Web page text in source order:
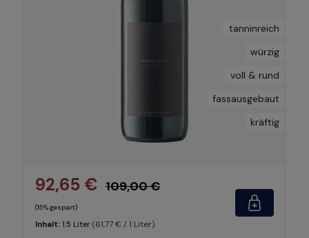
tanninreich
würzig
voll & rund
fassausgebaut
kräftig
92,65 € 109,00 €
(15% gespart)
Inhalt: 1.5 Liter (61,77 € / 1 Liter)